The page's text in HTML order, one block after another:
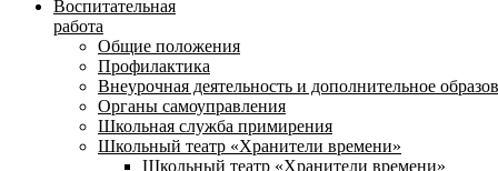
Воспитательная
работа
Общие положения
Профилактика
Внеурочная деятельность и дополнительное
Органы самоуправления
Школьная служба примирения
Школьный театр «Хранители времени»
Школьный театр «Хранители времени»